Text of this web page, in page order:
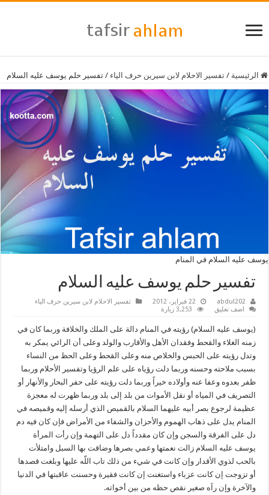
الرئيسية / تفسير الاحلام لابن سيرين حرف الياء / تفسير حلم يوسف عليه السلام
يوسف عليه السلام في المنام
تفسير حلم يوسف عليه السلام
abdul202 22 فبراير، 2012
تفسير الاحلام لابن سيرين حرف الياء
اضف تعليق
3,253 زيارة
(يوسف عليه السلام) رؤيته في المنام دالة على الملك والخلافة وربما كان في
زمنه الغلاء والقحط وفقدان الأهل والأقارب والولد وعلى أن الرائي يمكر به
وتدل رؤيته على الحبس والخلاص منه وعلى القحط وعلى الحظ من النساء
بسبب ملاحته وحسنه وربما دلت رؤياه على علم الرؤيا وتفسير الأحلام وربما
ظفر بعدوه وعفا عنه وأولاده خيراً وربما دلت رؤيته على حفر البحار والأنهار أو
التصريف في المياه أو نقل الأموات من بلد إلى بلد وربما ظهرت له معجزة
عظيمة لرجوع بصر أبيه عليهما السلام بالقميص الذي أرسله إليه وقميصه في
المنام يدل على ذهاب الهموم والأحزان والشفاء من الأمراض فإن كان فيه دم
دل على الفرقة والسجن وإن كان مقدداً دل على التهمة وإن رأت المرأة
يوسف عليه السلام زالت نعمتها وعمي بصرها وضاقت بها السبل وامتلأت
بالحب لذوي الأقدار وإن كانت في شيء من ذلك تاب اللّه عليها وبلغت قصدها
أو تزوجت إن كانت عزباء واستغنت إن كانت فقيرة وحسنت عاقبتها في الدنيا
والآخرة وإن رآه صغير نقص حظه من بين أخواته.